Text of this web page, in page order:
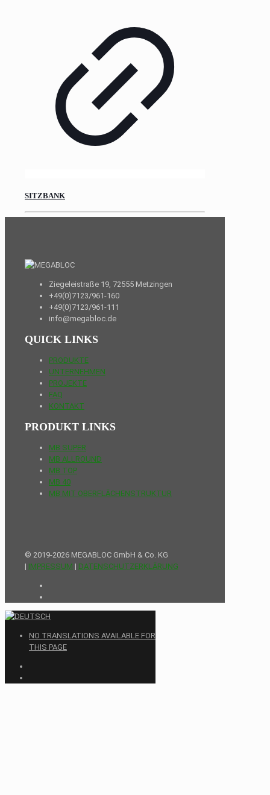
SITZBANK
Ziegeleistraße 19, 72555 Metzingen
+49(0)7123/961-160
+49(0)7123/961-111
info@megabloc.de
QUICK LINKS
PRODUKTE
UNTERNEHMEN
PROJEKTE
FAQ
KONTAKT
PRODUKT LINKS
MB SUPER
MB ALLROUND
MB TOP
MB 40
MB MIT OBERFLÄCHENSTRUKTUR
© 2019-2026 MEGABLOC GmbH & Co. KG
| IMPRESSUM | DATENSCHUTZERKLÄRUNG
NO TRANSLATIONS AVAILABLE FOR
THIS PAGE